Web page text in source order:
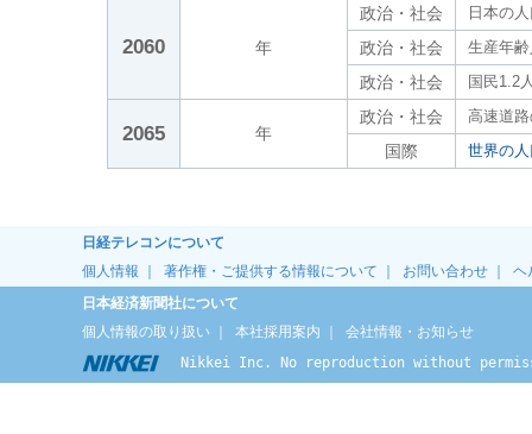
2060 年
政治・社会 日本の
政治・社会 生産年
政治・社会 国民1.2
2065 年
政治・社会 高速道
国際 世界の
日経テレコンについて
個人情報
著作権・ご提供する情報について お問い合わせ｜ ヘ
日本経済新聞社について
個人情報の取り扱い｜ 本社採用案内
会社情報・お知らせ
Nikkei Inc. No reproduction without